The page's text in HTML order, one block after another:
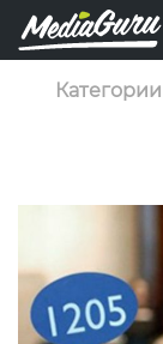
Категории